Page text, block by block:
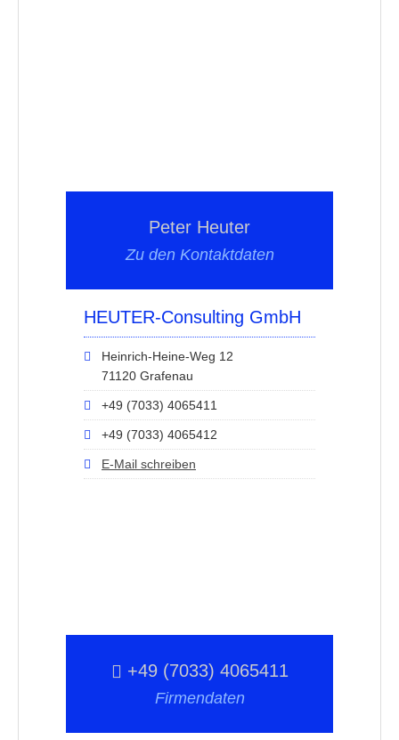
Peter Heuter
Zu den Kontaktdaten
HEUTER-Consulting GmbH
Heinrich-Heine-Weg 12
71120 Grafenau
+49 (7033) 4065411
+49 (7033) 4065412
E-Mail schreiben
+49 (7033) 4065411
Firmendaten